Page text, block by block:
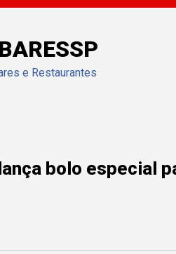
e Restaurantes
bolo especial